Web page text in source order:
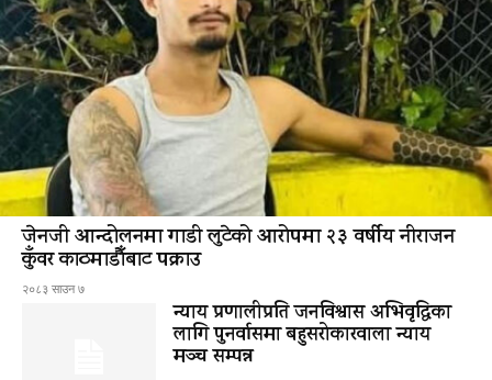
जेनजी आन्दोलनमा गाडी लुटेको आरोपमा २३ वर्षीय नीराजन
कुँवर काठमाडौँबाट पक्राउ
२०८३ साउन ७
न्याय प्रणालीप्रति जनविश्वास अभिवृद्धिका
लागि पुनर्वासमा बहुसरोकारवाला न्याय
मञ्च सम्पन्न